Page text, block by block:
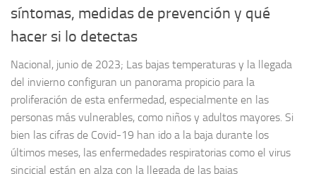
síntomas, medidas de prevención y qué
hacer si lo detectas
Nacional, junio de 2023; Las bajas temperaturas y la llegada
del invierno configuran un panorama propicio para la
proliferación de esta enfermedad, especialmente en las
personas más vulnerables, como niños y adultos mayores. Si
bien las cifras de Covid-19 han ido a la baja durante los
últimos meses, las enfermedades respiratorias como el virus
sincicial están en alza con la llegada de las bajas